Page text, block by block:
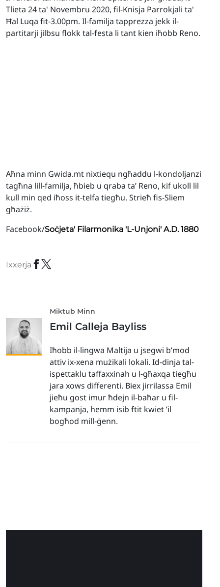
Tlieta 24 ta' Novembru 2020, fil-Knisja Parrokjali ta'
Ħal Luqa fit-3.00pm. Il-familja tapprezza jekk il-
partitarji jilbsu flokk tal-festa li tant kien iħobb Reno.
Aħna minn Gwida.mt nixtiequ ngħaddu l-kondoljanzi
tagħna lill-familja, ħbieb u qraba ta’ Reno, kif ukoll lil
kull min qed iħoss it-telfa tiegħu. Strieħ fis-Sliem
għażiż.
Facebook/Soċjeta' Filarmonika 'L-Unjoni' A.D. 1880
Ixxerja
Miktub Minn
Emil Calleja Bayliss
Iħobb il-lingwa Maltija u jsegwi b’mod
attiv ix-xena mużikali lokali. Id-dinja tal-
ispettaklu taffaxxinah u l-għaxqa tiegħu
jara xows differenti. Biex jirrilassa Emil
jieħu gost imur ħdejn il-baħar u fil-
kampanja, hemm isib ftit kwiet ’il
bogħod mill-ġenn.